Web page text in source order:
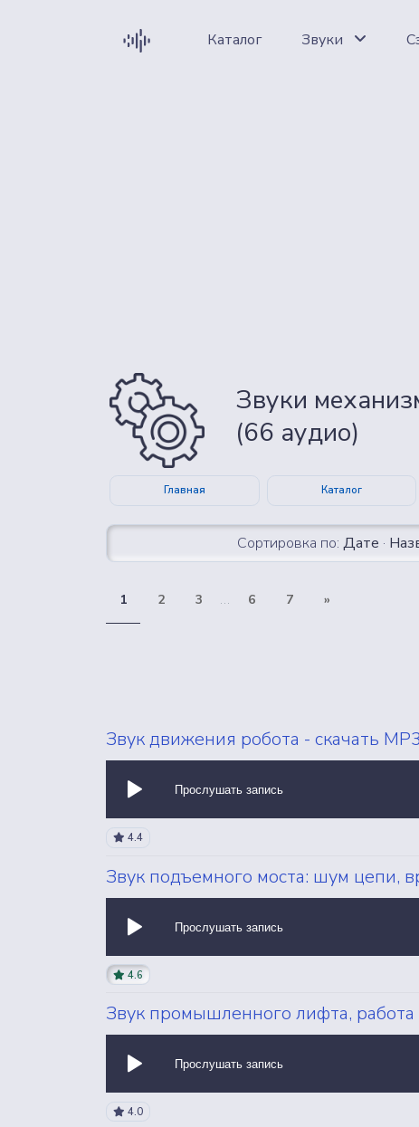
Каталог Звуки
ВСЕ ЗВУКИ
Звуки
(66 аудио)
Главная Каталог
Сортировка по: Дате ·
1 2 3 ... 6 7 »
Звук движения робота - скачать MP3
Прослушать запись
4.4
Звук подъемного моста: шум цепи,
Прослушать запись
4.6
Звук промышленного лифта, работа
Прослушать запись
4.0